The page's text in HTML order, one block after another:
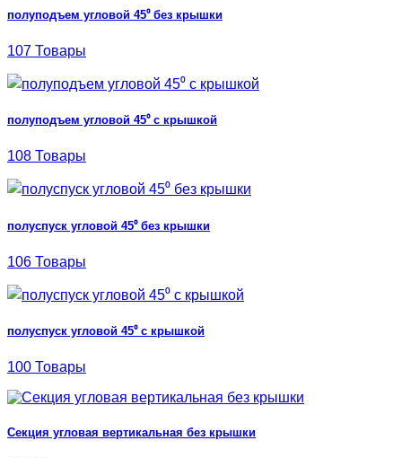
полуподъем угловой 45⁰ без крышки
107 Товары
полуподъем угловой 45⁰ с крышкой
108 Товары
полуспуск угловой 45⁰ без крышки
106 Товары
полуспуск угловой 45⁰ с крышкой
100 Товары
Секция угловая вертикальная без крышки